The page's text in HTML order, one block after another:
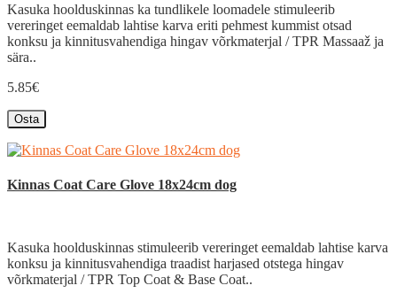
Kasuka hoolduskinnas ka tundlikele loomadele stimuleerib
vereringet eemaldab lahtise karva eriti pehmest kummist otsad
konksu ja kinnitusvahendiga hingav võrkmaterjal / TPR Massaaž ja
sära..
5.85€
Osta
Kinnas Coat Care Glove 18x24cm dog
Kasuka hoolduskinnas stimuleerib vereringet eemaldab lahtise karva
konksu ja kinnitusvahendiga traadist harjased otstega hingav
võrkmaterjal / TPR Top Coat & Base Coat..